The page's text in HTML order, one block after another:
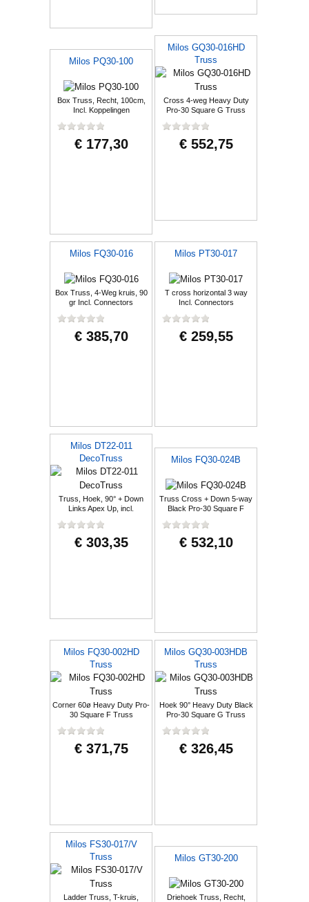
Milos PQ30-100
Box Truss, Recht, 100cm,
Incl. Koppelingen
€ 177,30
Milos GQ30-016HD
Truss
Cross 4-weg Heavy Duty
Pro-30 Square G Truss
€ 552,75
Milos FQ30-016
Box Truss, 4-Weg kruis, 90
gr Incl. Connectors
€ 385,70
Milos PT30-017
T cross horizontal 3 way
Incl. Connectors
€ 259,55
Milos DT22-011
DecoTruss
Truss, Hoek, 90° + Down
Links Apex Up, incl.
€ 303,35
Milos FQ30-024B
Truss Cross + Down 5-way
Black Pro-30 Square F
€ 532,10
Milos FQ30-002HD
Truss
Corner 60ø Heavy Duty Pro-
30 Square F Truss
€ 371,75
Milos GQ30-003HDB
Truss
Hoek 90° Heavy Duty Black
Pro-30 Square G Truss
€ 326,45
Milos FS30-017/V
Truss
Ladder Truss, T-kruis,
Milos GT30-200
Driehoek Truss, Recht,